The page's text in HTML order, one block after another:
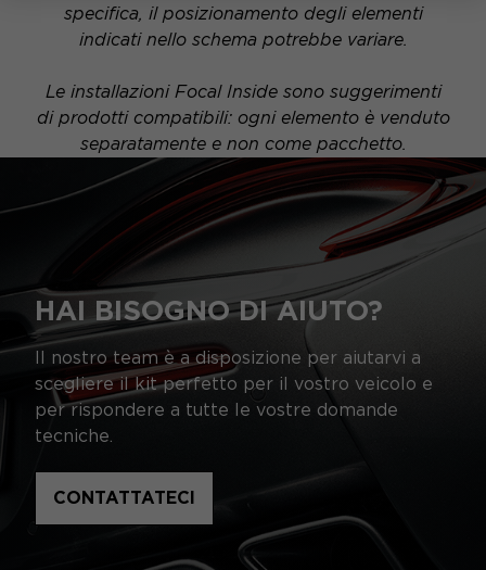
specifica, il posizionamento degli elementi
indicati nello schema potrebbe variare.
Le installazioni Focal Inside sono suggerimenti
di prodotti compatibili: ogni elemento è venduto
separatamente e non come pacchetto.
HAI BISOGNO DI AIUTO?
Il nostro team è a disposizione per aiutarvi a
scegliere il kit perfetto per il vostro veicolo e
per rispondere a tutte le vostre domande
tecniche.
CONTATTATECI